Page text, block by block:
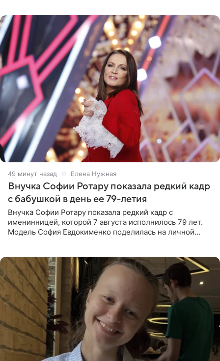
50 минут назад Елена Нужная
Внучка Софии Ротару показала редкий кадр
с бабушкой в день ее 79-летия
Внучка Софии Ротару показала редкий кадр с
именинницей, которой 7 августа исполнилось 79 лет.
Модель София Евдокименко поделилась на личной